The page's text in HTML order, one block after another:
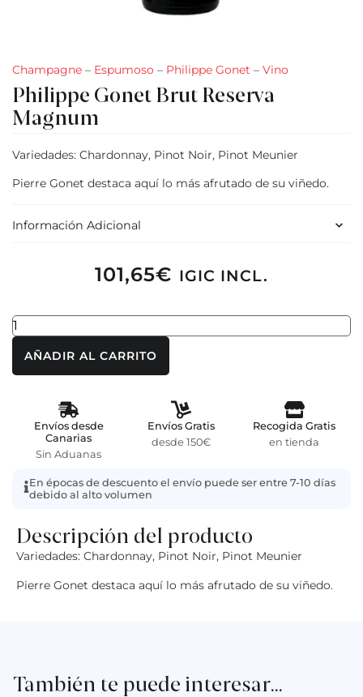
Champagne – Espumoso – Philippe Gonet – Vino
Philippe Gonet Brut Reserva
Magnum
Variedades: Chardonnay, Pinot Noir, Pinot Meunier
Pierre Gonet destaca aquí lo más afrutado de su viñedo.
Información Adicional
101,65€ IGIC INCL.
AÑADIR AL CARRITO
Envíos desde
Canarias
Sin Aduanas
Envíos Gratis
desde 150€
Recogida Gratis
en tienda
En épocas de descuento el envío puede ser entre 7-10 días
debido al alto volumen
Descripción del producto
Variedades: Chardonnay, Pinot Noir, Pinot Meunier
Pierre Gonet destaca aquí lo más afrutado de su viñedo.
También te puede interesar…